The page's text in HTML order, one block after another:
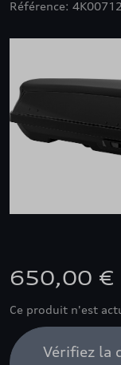
Référence:
650,00 €
Ce produit n'est
Vérifiez la